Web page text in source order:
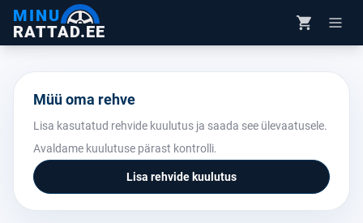
MINU
RATTAD.EE
Müü oma rehve
Lisa kasutatud rehvide kuulutus ja saada see ülevaatusele.
Avaldame kuulutuse pärast kontrolli.
Lisa rehvide kuulutus